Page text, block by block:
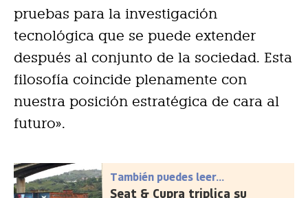
pruebas para la investigación
tecnológica que se puede extender
después al conjunto de la sociedad. Esta
filosofía coincide plenamente con
nuestra posición estratégica de cara al
futuro».
También puedes leer...
Seat & Cupra triplica su